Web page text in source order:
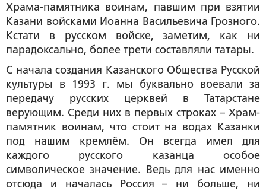
Храма-памятника воинам, павшим при взятии
Казани войсками Иоанна Васильевича Грозного.
Кстати в русском войске, заметим, как ни
парадоксально, более трети составляли татары.
С начала создания Казанского Общества Русской
культуры в 1993 г. мы буквально воевали за
передачу русских церквей в Татарстане
верующим. Среди них в первых строках – Храм-
памятник воинам, что стоит на водах Казанки
под нашим кремлём. Он всегда имел для
каждого русского казанца особое
символическое значение. Ведь для нас именно
отсюда и началась Россия – ни больше, ни